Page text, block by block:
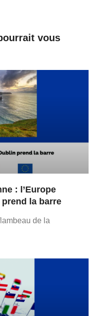
vous
: l’Europe
la barre
de la